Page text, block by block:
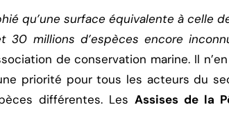
qu’une surface équivalente à celle
millions d’espèces encore
de conservation marine. Il
priorité pour tous les acteurs du
différentes. Les Assises de la